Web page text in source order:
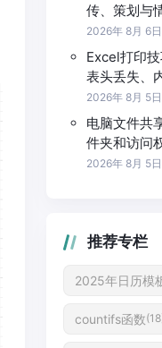
传、策划与
2026年 8月 6日
Excel打印技
表头丢失、
2026年 8月 5日
电脑文件共
件夹和访问
2026年 8月 5日
推荐专栏
2025年日历模
countifs函数